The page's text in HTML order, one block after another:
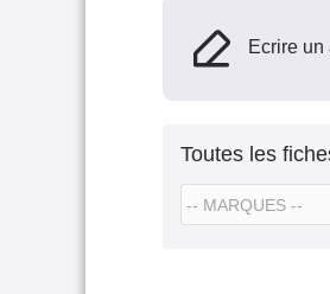
Ecrire un
Toutes les